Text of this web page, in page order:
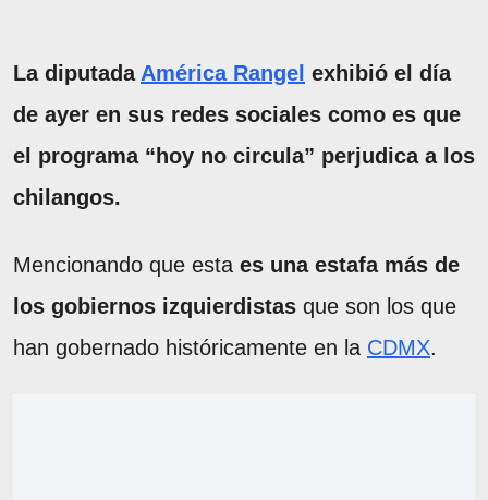
La diputada América Rangel exhibió el día
de ayer en sus redes sociales como es que
el programa “hoy no circula” perjudica a los
chilangos.
Mencionando que esta es una estafa más de
los gobiernos izquierdistas que son los que
han gobernado históricamente en la CDMX.